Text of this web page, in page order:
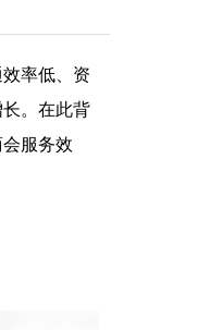
率低、资
。在此背
服务效